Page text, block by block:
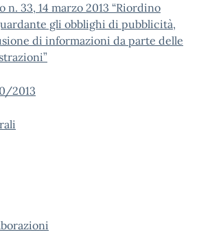
n. 33, 14 marzo 2013 “Riordino
gli obblighi di pubblicità,
di informazioni da parte delle
2013